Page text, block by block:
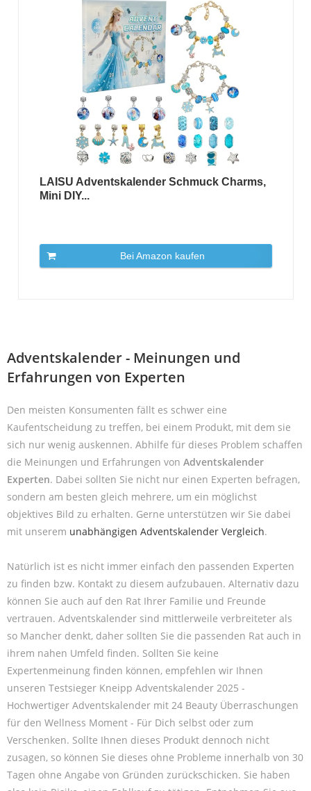
LAISU Adventskalender Schmuck Charms,
Mini DIY...
Bei Amazon kaufen
Adventskalender - Meinungen und
Erfahrungen von Experten
Den meisten Konsumenten fällt es schwer eine
Kaufentscheidung zu treffen, bei einem Produkt, mit dem sie
sich nur wenig auskennen. Abhilfe für dieses Problem schaffen
die Meinungen und Erfahrungen von Adventskalender
Experten. Dabei sollten Sie nicht nur einen Experten befragen,
sondern am besten gleich mehrere, um ein möglichst
objektives Bild zu erhalten. Gerne unterstützen wir Sie dabei
mit unserem unabhängigen Adventskalender Vergleich.
Natürlich ist es nicht immer einfach den passenden Experten
zu finden bzw. Kontakt zu diesem aufzubauen. Alternativ dazu
können Sie auch auf den Rat Ihrer Familie und Freunde
vertrauen. Adventskalender sind mittlerweile verbreiteter als
so Mancher denkt, daher sollten Sie die passenden Rat auch in
ihrem nahen Umfeld finden. Sollten Sie keine
Expertenmeinung finden können, empfehlen wir Ihnen
unseren Testsieger Kneipp Adventskalender 2025 -
Hochwertiger Adventskalender mit 24 Beauty Überraschungen
für den Wellness Moment - Für Dich selbst oder zum
Verschenken. Sollte Ihnen dieses Produkt dennoch nicht
zusagen, so können Sie dieses ohne Probleme innerhalb von 30
Tagen ohne Angabe von Gründen zurückschicken. Sie haben